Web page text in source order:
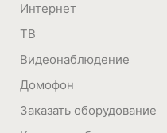
Интернет
ТВ
Видеонаблюдение
Домофон
Заказать оборудование